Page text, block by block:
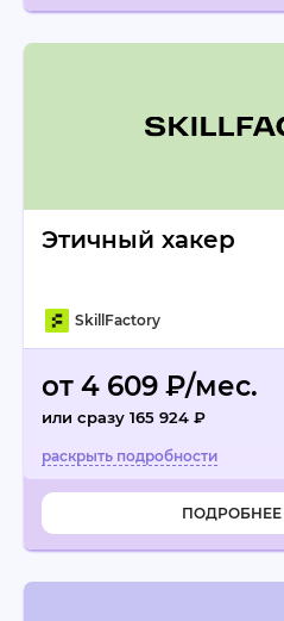
Этичный хакер
SkillFactory
от 4 609 ₽/мес.
или сразу 165 924 ₽
ПОДРОБНЕЕ